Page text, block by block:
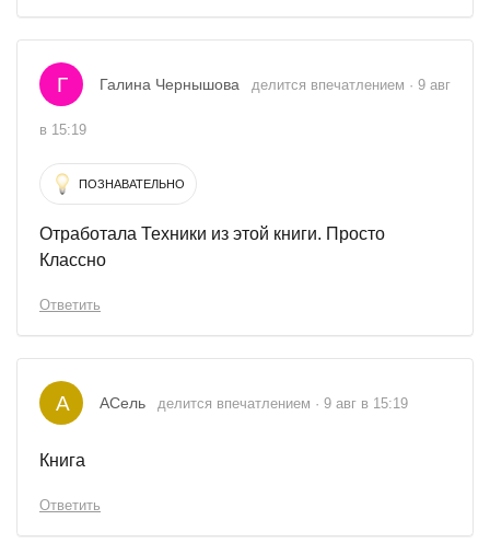
Г Галина Чернышова делится впечатлением · 9 авг
в 15:19
ПОЗНАВАТЕЛЬНО
Отработала Техники из этой книги. Просто
Классно
Ответить
А АСель делится впечатлением · 9 авг в 15:19
Книга
Ответить